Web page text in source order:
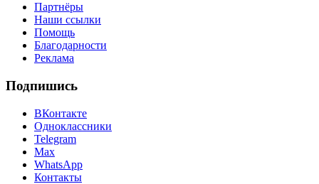
Партнёры
Наши ссылки
Помощь
Благодарности
Реклама
Подпишись
ВКонтакте
Одноклассники
Telegram
Max
WhatsApp
Контакты